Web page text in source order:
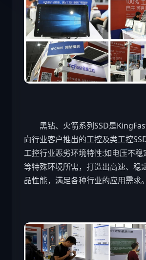
黑钻、火箭系列SSD是
向行业客户推出的工控及类工控
工控行业恶劣环境特性:如电压不
等特殊环境所需，打造出高速、稳
品性能，满足各种行业的应用需求。